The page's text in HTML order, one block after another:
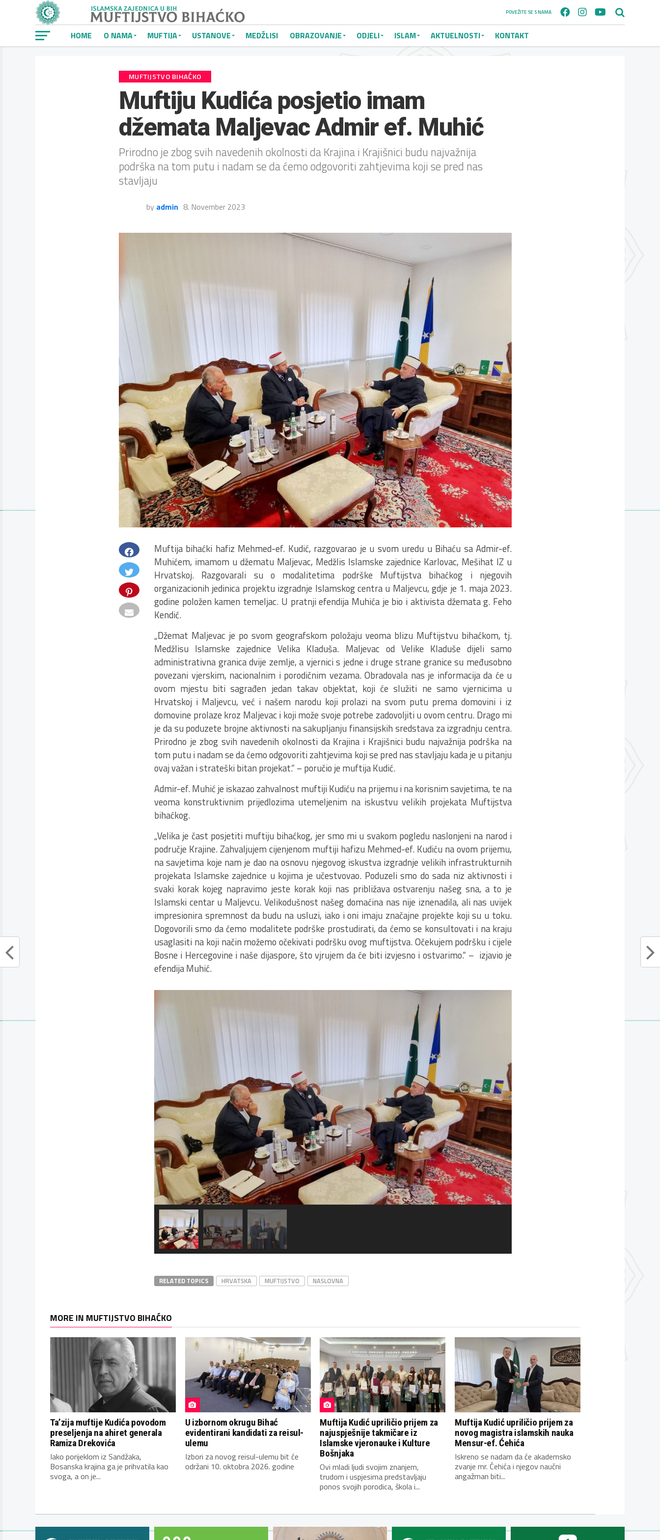
POVEŽITE SE S NAMA
HOME O NAMA MUFTIJA USTANOVE MEDŽLISI OBRAZOVANJE ODJELI ISLAM AKTUELNOSTI KONTAKT
MUFTIJSTVO BIHAĆKO
Muftiju Kudića posjetio imam
džemata Maljevac Admir ef. Muhić
Prirodno je zbog svih navedenih okolnosti da Krajina i Krajišnici budu najvažnija
podrška na tom putu i nadam se da ćemo odgovoriti zahtjevima koji se pred nas
stavljaju
by admin 8. November 2023
Muftija bihaćki hafiz Mehmed-ef. Kudić, razgovarao je u svom uredu u Bihaću sa Admir-ef.
Muhićem, imamom u džematu Maljevac, Medžlis Islamske zajednice Karlovac, Mešihat IZ u
Hrvatskoj. Razgovarali su o modalitetima podrške Muftijstva bihaćkog i njegovih
organizacionih jedinica projektu izgradnje Islamskog centra u Maljevcu, gdje je 1. maja 2023.
godine položen kamen temeljac. U pratnji efendija Muhića je bio i aktivista džemata g. Feho
Kendić.
„Džemat Maljevac je po svom geografskom položaju veoma blizu Muftijstvu bihaćkom, tj.
Medžlisu Islamske zajednice Velika Kladuša. Maljevac od Velike Kladuše dijeli samo
administrativna granica dvije zemlje, a vjernici s jedne i druge strane granice su međusobno
povezani vjerskim, nacionalnim i porodičnim vezama. Obradovala nas je informacija da će u
ovom mjestu biti sagrađen jedan takav objektat, koji će služiti ne samo vjernicima u
Hrvatskoj i Maljevcu, već i našem narodu koji prolazi na svom putu prema domovini i iz
domovine prolaze kroz Maljevac i koji može svoje potrebe zadovoljiti u ovom centru. Drago mi
je da su poduzete brojne aktivnosti na sakupljanju finansijskih sredstava za izgradnju centra.
Prirodno je zbog svih navedenih okolnosti da Krajina i Krajišnici budu najvažnija podrška na
tom putu i nadam se da ćemo odgovoriti zahtjevima koji se pred nas stavljaju kada je u pitanju
ovaj važan i strateški bitan projekat.“ – poručio je muftija Kudić.
Admir-ef. Muhić je iskazao zahvalnost muftiji Kudiću na prijemu i na korisnim savjetima, te na
veoma konstruktivnim prijedlozima utemeljenim na iskustvu velikih projekata Muftijstva
bihaćkog.
„Velika je čast posjetiti muftiju bihaćkog, jer smo mi u svakom pogledu naslonjeni na narod i
područje Krajine. Zahvaljujem cijenjenom muftiji hafizu Mehmed-ef. Kudiću na ovom prijemu,
na savjetima koje nam je dao na osnovu njegovog iskustva izgradnje velikih infrastrukturnih
projekata Islamske zajednice u kojima je učestvovao. Poduzeli smo do sada niz aktivnosti i
svaki korak kojeg napravimo jeste korak koji nas približava ostvarenju našeg sna, a to je
Islamski centar u Maljevcu. Velikodušnost našeg domaćina nas nije iznenadila, ali nas uvijek
impresionira spremnost da budu na usluzi, iako i oni imaju značajne projekte koji su u toku.
Dogovorili smo da ćemo modalitete podrške prostudirati, da ćemo se konsultovati i na kraju
usaglasiti na koji način možemo očekivati podršku ovog muftijstva. Očekujem podršku i cijele
Bosne i Hercegovine i naše dijaspore, što vjrujem da će biti izvjesno i ostvarimo.“ – izjavio je
efendija Muhić.
RELATED TOPICS HRVATSKA MUFTIJSTVO NASLOVNA
MORE IN MUFTIJSTVO BIHAĆKO
Ta’zija muftije Kudića povodom
preseljenja na ahiret generala
Ramiza Drekovića
Iako porijeklom iz Sandžaka,
Bosanska krajina ga je prihvatila kao
svoga, a on je...
U izbornom okrugu Bihać
evidentirani kandidati za reisul-
ulemu
Izbori za novog reisul-ulemu bit će
održani 10. oktobra 2026. godine
Muftija Kudić upriličio prijem za
najuspješnije takmičare iz
Islamske vjeronauke i Kulture
Bošnjaka
Ovi mladi ljudi svojim znanjem,
trudom i uspjesima predstavljaju
ponos svojih porodica, škola i...
Muftija Kudić upriličio prijem za
novog magistra islamskih nauka
Mensur-ef. Ćehića
Iskreno se nadam da će akademsko
zvanje mr. Ćehića i njegov naučni
angažman biti...